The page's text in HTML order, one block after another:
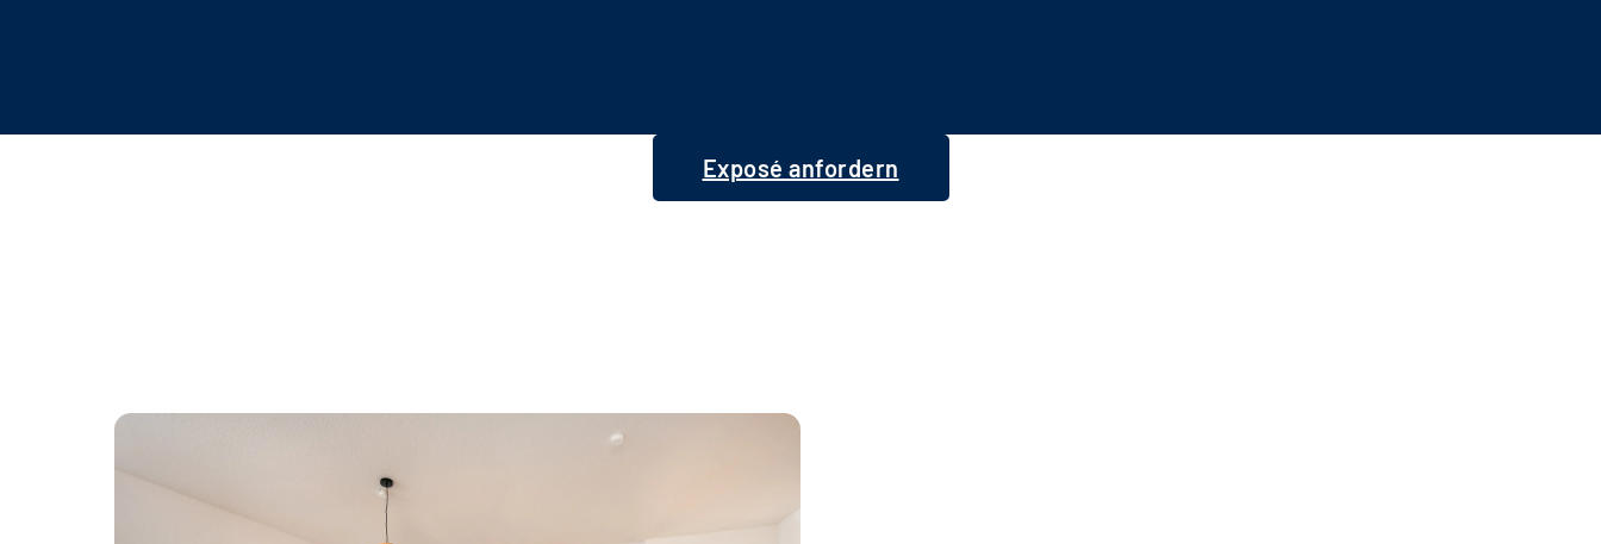
Exposé anfordern